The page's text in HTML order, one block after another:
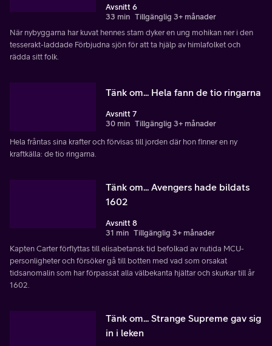
Avsnitt 6
33 min Tillgänglig 3+ månader
När nybyggarna har kuvat hennes stam dyker en ung mohikan ner i den
tesserakt-laddade Förbjudna sjön för att ta hjälp av himlafolket och
rädda sitt folk.
Tänk om... Hela fann de tio ringarna
Avsnitt 7
30 min Tillgänglig 3+ månader
Hela fråntas sina krafter och förvisas till jorden där hon finner en ny
kraftkälla: de tio ringarna.
Tänk om... Avengers hade bildats
1602
Avsnitt 8
31 min Tillgänglig 3+ månader
Kapten Carter förflyttas till elisabetansk tid befolkad av nutida MCU-
personligheter och försöker gå till botten med vad som orsakat
tidsanomalin som har förpassat alla välbekanta hjältar och skurkar till år
1602.
Tänk om... Strange Supreme gav sig
in i leken